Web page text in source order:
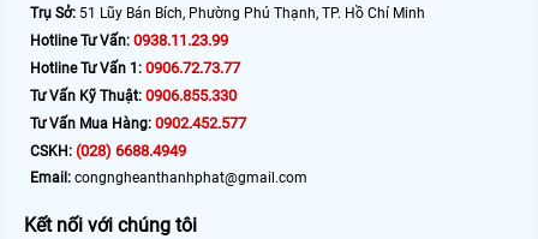
Trụ Sở: 51 Lũy Bán Bích, Phường Phú Thạnh, TP. Hồ Chí Minh
Hotline Tư Vấn: 0938.11.23.99
Hotline Tư Vấn 1: 0906.72.73.77
Tư Vấn Kỹ Thuật: 0906.855.330
Tư Vấn Mua Hàng: 0902.452.577
CSKH: (028) 6688.4949
Email: congngheanthanhphat@gmail.com
Kết nối với chúng tôi